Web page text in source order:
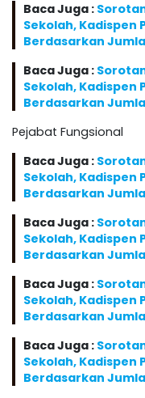
Baca Juga :
Sekolah, Kadispen
Berdasarkan
Baca Juga :
Sekolah, Kadispen
Berdasarkan
Pejabat Fungsional
Baca Juga :
Sekolah, Kadispen
Berdasarkan
Baca Juga :
Sekolah, Kadispen
Berdasarkan
Baca Juga :
Sekolah, Kadispen
Berdasarkan
Baca Juga :
Sekolah, Kadispen
Berdasarkan